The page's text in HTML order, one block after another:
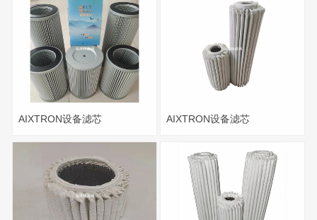
AIXTRON设备滤芯 AIXTRON设备滤芯